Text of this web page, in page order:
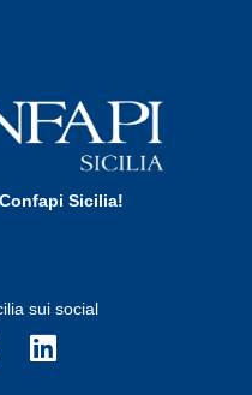
Sicilia!
sui social